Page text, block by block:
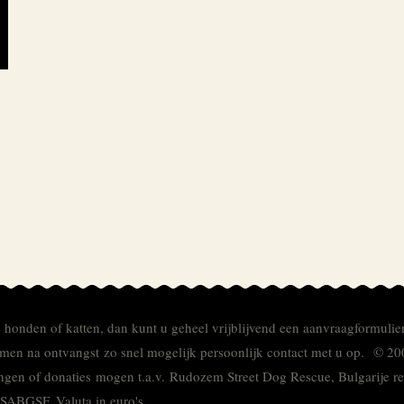
honden of katten, dan kunt u geheel vrijblijvend een
na ontvangst zo snel mogelijk persoonlijk contact met u op. ©
of donaties mogen t.a.v. Rudozem Street Dog Rescue, Bulgarije